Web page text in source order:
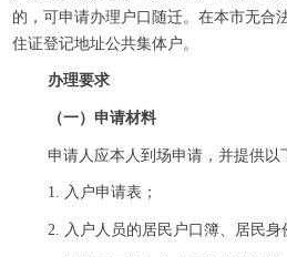
的，可申请办理户口随迁。在本市无合
住证登记地址公共集体户。
办理要求
（一）申请材料
申请人应本人到场申请，并提供
1. 入户申请表；
2. 入户人员的居民户口簿、居